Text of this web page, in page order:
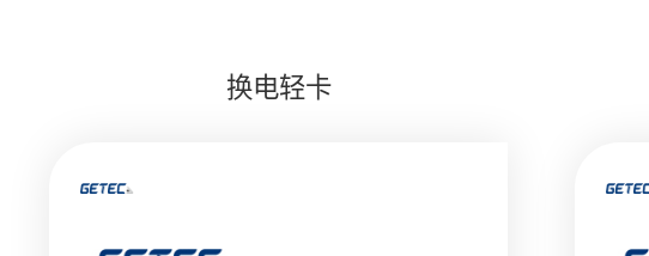
换电轻卡